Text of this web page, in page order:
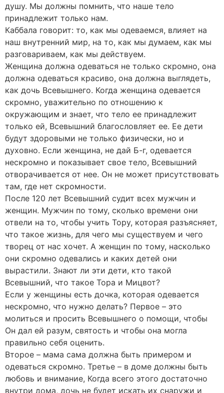
душу. Мы должны помнить, что наше тело
принадлежит только нам.
Каббала говорит: то, как мы одеваемся, влияет на
наш внутренний мир, на то, как мы думаем, как мы
разговариваем, как мы действуем.
Женщина должна одеваться не только скромно, она
должна одеваться красиво, она должна выглядеть,
как дочь Всевышнего. Когда женщина одевается
скромно, уважительно по отношению к
окружающим и знает, что тело ее принадлежит
только ей, Всевышний благословляет ее. Ее дети
будут здоровыми не только физически, но и
духовно. Если женщина, не дай Б-г, одевается
нескромно и показывает свое тело, Всевышний
отворачивается от нее. Он не может присутствовать
там, где нет скромности.
После 120 лет Всевышний судит всех мужчин и
женщин. Мужчин по тому, сколько времени они
отвели на то, чтобы учить Тору, которая разъясняет,
что такое жизнь, для чего мы существуем и чего
творец от нас хочет. А женщин по тому, насколько
они скромно одевались и каких детей они
вырастили. Знают ли эти дети, кто такой
Всевышний, что такое Тора и Мицвот?
Если у женщины есть дочка, которая одевается
нескромно, что нужно делать? Первое – это
молиться и просить Всевышнего о помощи, чтобы
Он дал ей разум, святость и чтобы она могла
правильно себя оценить.
Второе – мама сама должна быть примером и
одеваться скромно. Третье – в доме должны быть
любовь и внимание, Когда всего этого достаточно
внутри дома, дочь не будет искать их снаружи и